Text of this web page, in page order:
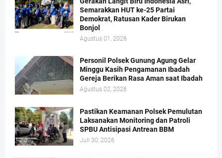
Semarakkan HUT ke-25 Partai
Demokrat, Ratusan Kader Birukan
Bonjol
Agustus 01, 2026
Personil Polsek Gunung Agung Gelar
Minggu Kasih Pengamanan Ibadah
Gereja Berikan Rasa Aman saat Ibadah
Agustus 02, 2026
Pastikan Keamanan Polsek Pemulutan
Laksanakan Monitoring dan Patroli
SPBU Antisipasi Antrean BBM
Juli 30, 2026